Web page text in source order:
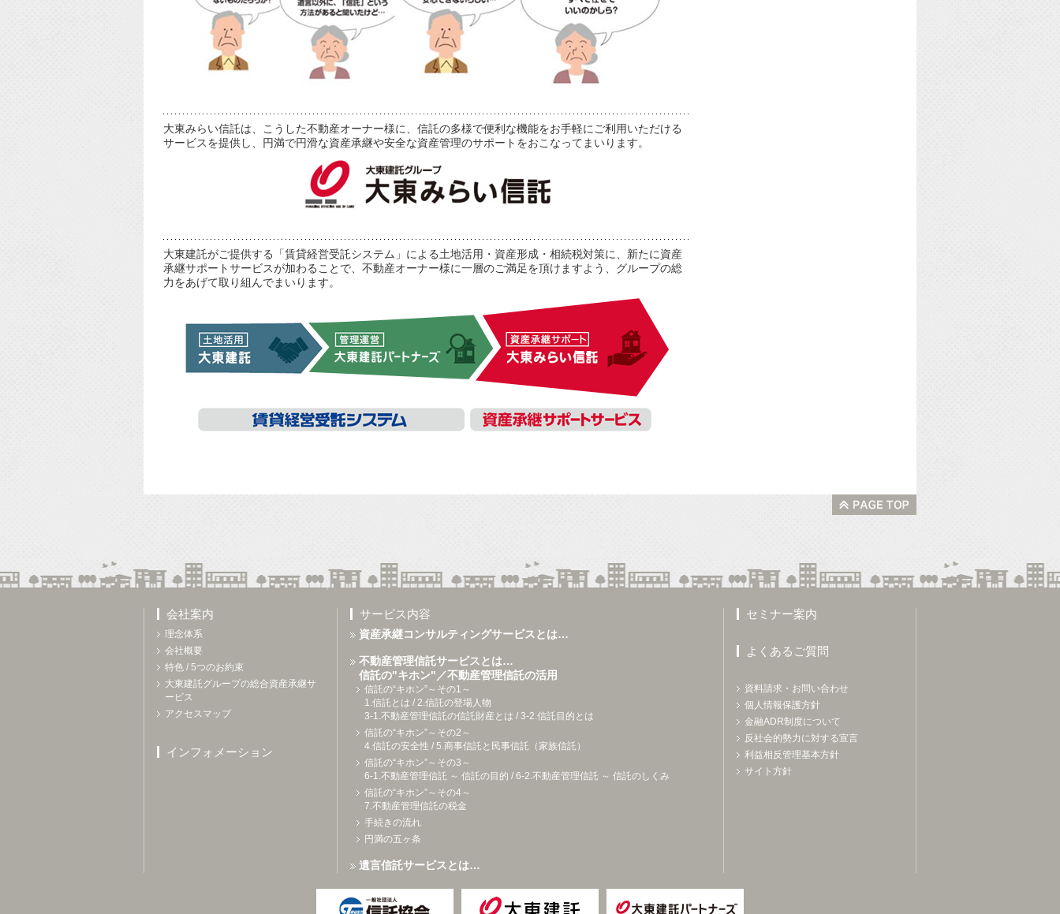
大東みらい信託は、こうした不動産オーナー様に、信託の多様で便利な機能をお手軽にご利用いただける
サービスを提供し、円満で円滑な資産承継や安全な資産管理のサポートをおこなってまいります。
大東建託がご提供する「賃貸経営受託システム」による土地活用・資産形成・相続税対策に、新たに資産
承継サポートサービスが加わることで、不動産オーナー様に一層のご満足を頂けますよう、グループの総
力をあげて取り組んでまいります。
会社案内
理念体系
会社概要
特色 / 5つのお約束
大東建託グループの総合資産承継サ
ービス
アクセスマップ
インフォメーション
サービス内容
資産承継コンサルティングサービスとは…
不動産管理信託サービスとは…
信託の"キホン"／不動産管理信託の活用
信託の“キホン”～その1～
1.信託とは / 2.信託の登場人物
3-1.不動産管理信託の信託財産とは / 3-2.信託目的とは
信託の“キホン”～その2～
4.信託の安全性 / 5.商事信託と民事信託（家族信託）
信託の“キホン”～その3～
6-1.不動産管理信託 ～ 信託の目的 / 6-2.不動産管理信託 ～ 信託のしくみ
信託の“キホン”～その4～
7.不動産管理信託の税金
手続きの流れ
円満の五ヶ条
遺言信託サービスとは…
セミナー案内
よくあるご質問
資料請求・お問い合わせ
個人情報保護方針
金融ADR制度について
反社会的勢力に対する宣言
利益相反管理基本方針
サイト方針